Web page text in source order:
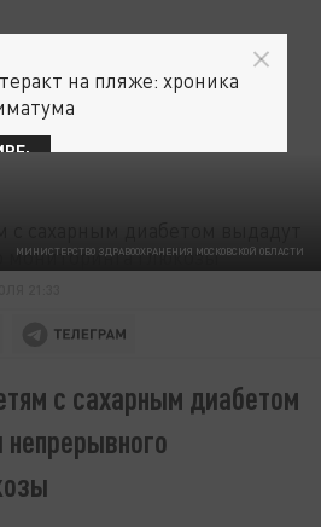
МИНИСТЕРСТВО ЗДРАВООХРАНЕНИЯ МОСКОВСКОЙ ОБЛАСТИ
с сахарным диабетом
на пляже: хроника